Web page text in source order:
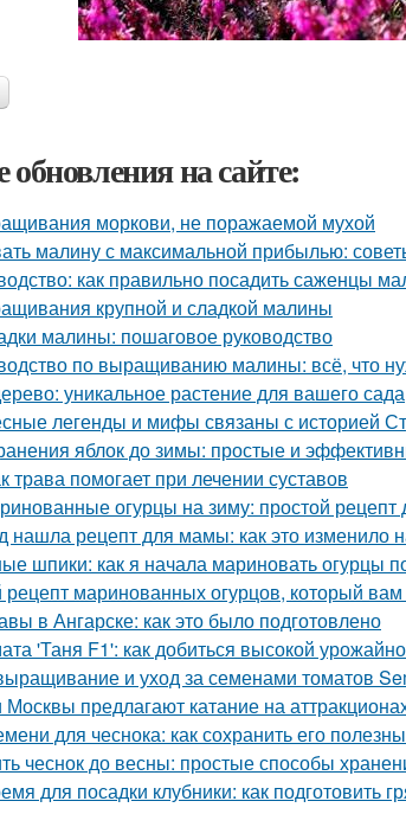
на сайте:
моркови, не поражаемой мухой
малину с максимальной прибылью:
как правильно посадить саженцы
крупной и сладкой малины
малины: пошаговое руководство
по выращиванию малины: всё, что
уникальное растение для вашего сада
легенды и мифы связаны с историей
яблок до зимы: простые и
трава помогает при лечении суставов
огурцы на зиму: простой
нашла рецепт для мамы: как это изменило
шпики: как я начала мариновать огурцы
маринованных огурцов, который вам
в Ангарске: как это было подготовлено
'Таня F1': как добиться высокой
и уход за семенами томатов
Москвы предлагают катание на
для чеснока: как сохранить его
чеснок до весны: простые способы
для посадки клубники: как подготовить